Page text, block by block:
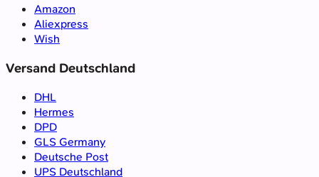
Amazon
Aliexpress
Wish
Versand Deutschland
DHL
Hermes
DPD
GLS Germany
Deutsche Post
UPS Deutschland